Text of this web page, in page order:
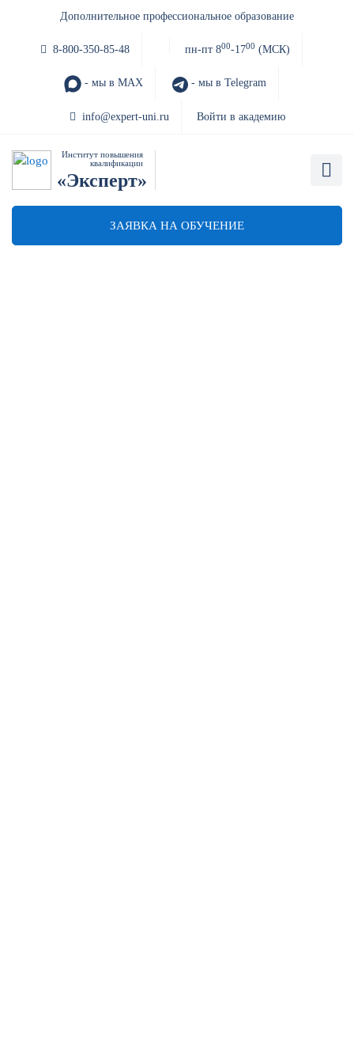
Дополнительное профессиональное образование
8-800-350-85-48 пн-пт 800-1700 (МСК)
- мы в MAX - мы в Telegram
info@expert-uni.ru Войти в академию
Институт повышения
квалификации
«Эксперт»
ЗАЯВКА НА ОБУЧЕНИЕ